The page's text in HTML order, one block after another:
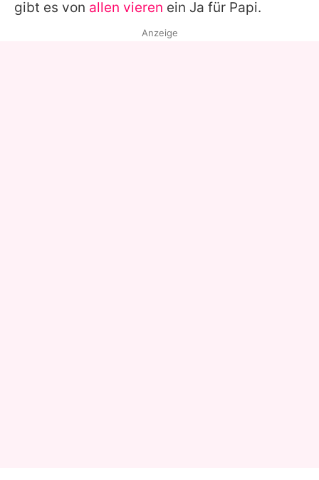
gibt es von allen vieren ein Ja für Papi.
Anzeige